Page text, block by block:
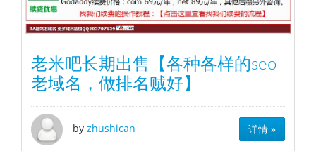
老米吧长期出售【各种各样的seo
老域名，做排名贼好】
by zhushican 详情 »